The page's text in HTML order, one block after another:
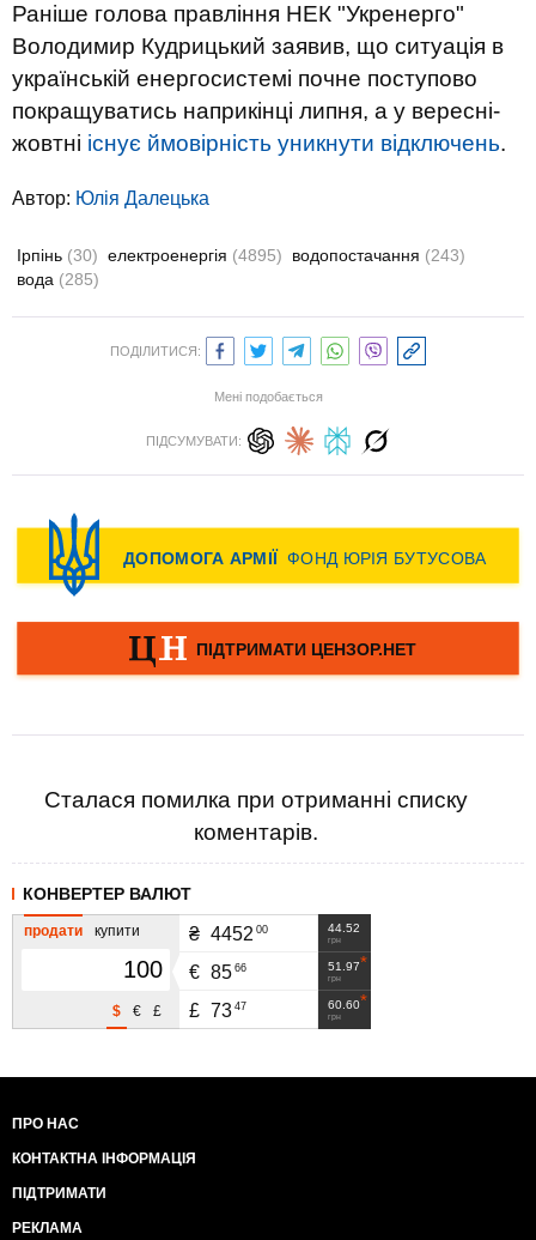
Раніше голова правління НЕК "Укренерго"
Володимир Кудрицький заявив, що ситуація в
українській енергосистемі почне поступово
покращуватись наприкінці липня, а у вересні-
жовтні існує ймовірність уникнути відключень.
Автор: Юлiя Далецька
Ірпінь (30) електроенергія (4895) водопостачання (243)
вода (285)
ПОДІЛИТИСЯ:
Мені подобається
ПІДСУМУВАТИ:
Сталася помилка при отриманні списку
коментарів.
КОНВЕРТЕР ВАЛЮТ
продати купити
£
€
$
44.52
грн
₴ 4452 00
51.97
грн
€ 85 66
60.60
грн
£ 73 47
ПРО НАС
КОНТАКТНА ІНФОРМАЦІЯ
ПІДТРИМАТИ
РЕКЛАМА